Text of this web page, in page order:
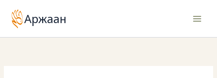
содержимому
Аржаан